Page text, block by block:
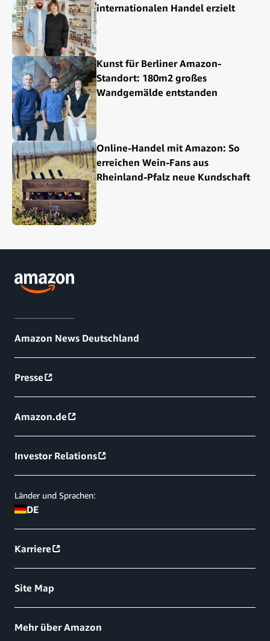
internationalen Handel erzielt
Kunst für Berliner Amazon-
Standort: 180m2 großes
Wandgemälde entstanden
Online-Handel mit Amazon: So
erreichen Wein-Fans aus
Rheinland-Pfalz neue Kundschaft
Amazon News Deutschland
Presse
Amazon.de
Investor Relations
Länder und Sprachen:
DE
Karriere
Site Map
Mehr über Amazon